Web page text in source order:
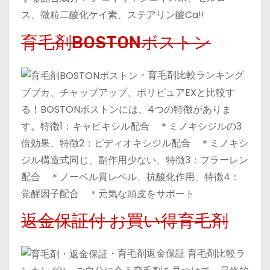
ス、微粒二酸化ケイ素、ステアリン酸Ca!!
育毛剤BOSTONボストン
・育毛剤比較ランキング
ブブカ、チャップアップ、ポリピュアEXと比較す
る！BOSTONボストンには、4つの特徴がありま
す。特徴1：キャピキシル配合 ＊ミノキシジルの3
倍効果、特徴2：ピディオキシジル配合 ＊ミノキシ
ジル構造式同じ、副作用少ない、特徴3：フラーレン
配合 ＊ノーベル賞レベル、抗酸化作用、特徴4：
覚醒因子配合 ＊元気な頭皮をサポート
返金保証付 お買い得育毛剤
・育毛剤返金保証 育毛剤比較ラ